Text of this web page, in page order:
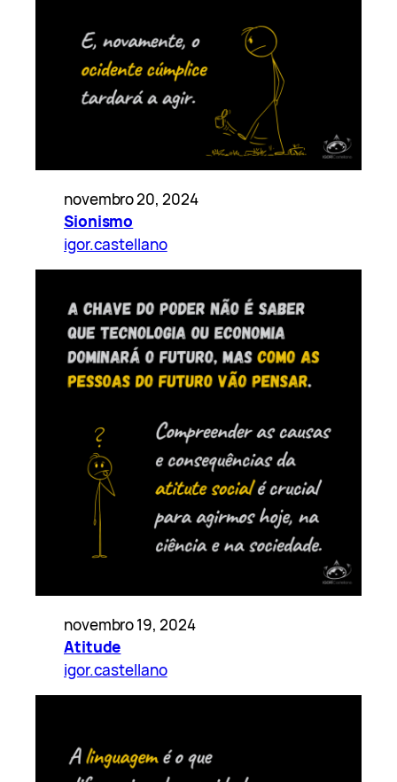
novembro 20, 2024
Sionismo
igor.castellano
novembro 19, 2024
Atitude
igor.castellano